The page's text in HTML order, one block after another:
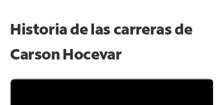
Historia de las carreras de
Carson Hocevar